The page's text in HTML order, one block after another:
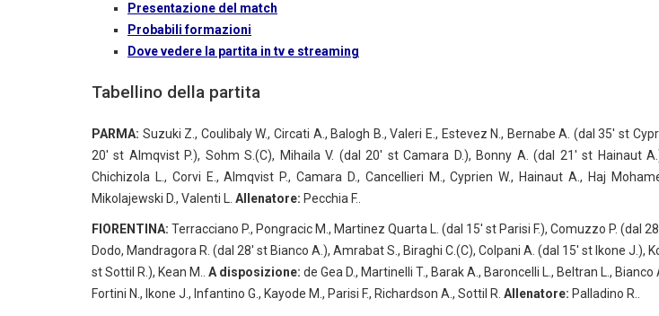
Presentazione del match
Probabili formazioni
Dove vedere la partita in tv e streaming
Tabellino della partita
PARMA: Suzuki Z., Coulibaly W., Circati A., Balogh B., Valeri E., Estevez N., Bernabe A. (dal 35′ st
20′ st Almqvist P.), Sohm S.(C), Mihaila V. (dal 20′ st Camara D.), Bonny A. (dal 21′ st Hainaut
Chichizola L., Corvi E., Almqvist P., Camara D., Cancellieri M., Cyprien W., Hainaut A., Haj
Mikolajewski D., Valenti L. Allenatore: Pecchia F..
FIORENTINA: Terracciano P., Pongracic M., Martinez Quarta L. (dal 15′ st Parisi F.), Comuzzo P. (dal
Dodo, Mandragora R. (dal 28′ st Bianco A.), Amrabat S., Biraghi C.(C), Colpani A. (dal 15′ st Ikone J.),
st Sottil R.), Kean M.. A disposizione: de Gea D., Martinelli T., Barak A., Baroncelli L., Beltran L., Bianco
Fortini N., Ikone J., Infantino G., Kayode M., Parisi F., Richardson A., Sottil R. Allenatore: Palladino R..